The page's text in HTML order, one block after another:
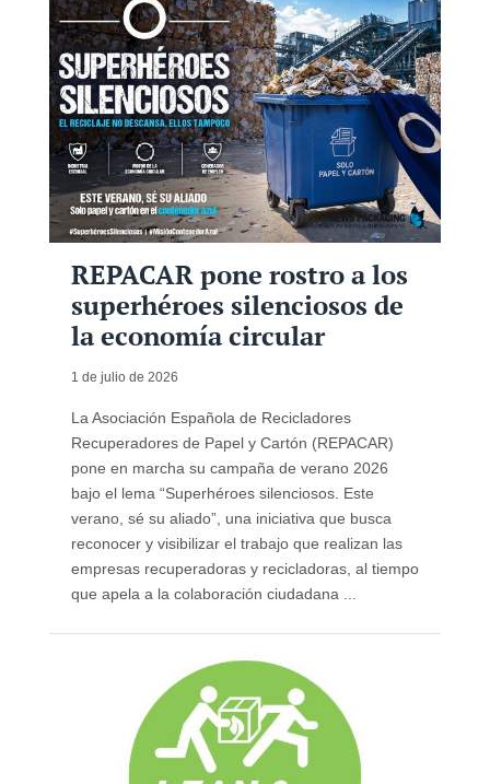
REPACAR pone rostro a los
superhéroes silenciosos de
la economía circular
1 de julio de 2026
La Asociación Española de Recicladores
Recuperadores de Papel y Cartón (REPACAR)
pone en marcha su campaña de verano 2026
bajo el lema “Superhéroes silenciosos. Este
verano, sé su aliado”, una iniciativa que busca
reconocer y visibilizar el trabajo que realizan las
empresas recuperadoras y recicladoras, al tiempo
que apela a la colaboración ciudadana ...